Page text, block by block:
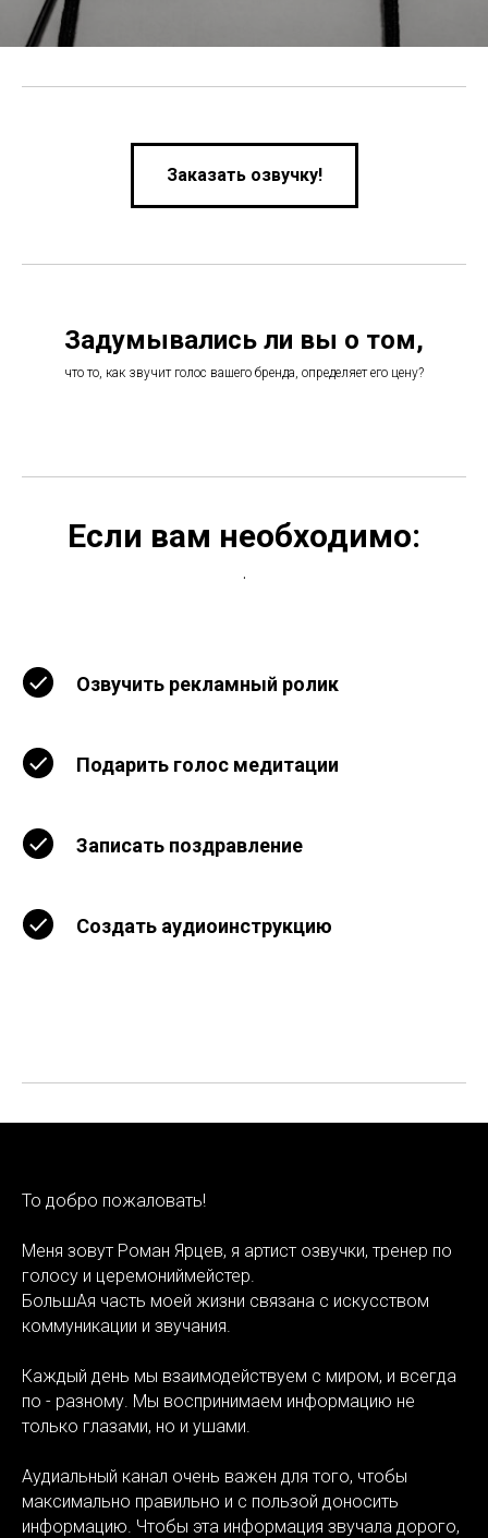
Заказать озвучку!
Задумывались ли вы о том,
что то, как звучит голос вашего бренда, определяет его цену?
Если вам необходимо:
.
Озвучить рекламный ролик
Подарить голос медитации
Записать поздравление
Создать аудиоинструкцию
То добро пожаловать!
Меня зовут Роман Ярцев, я артист озвучки, тренер по
голосу и церемониймейстер.
БольшАя часть моей жизни связана с искусством
коммуникации и звучания.
Каждый день мы взаимодействуем с миром, и всегда
по - разному. Мы воспринимаем информацию не
только глазами, но и ушами.
Аудиальный канал очень важен для того, чтобы
максимально правильно и с пользой доносить
информацию. Чтобы эта информация звучала дорого,